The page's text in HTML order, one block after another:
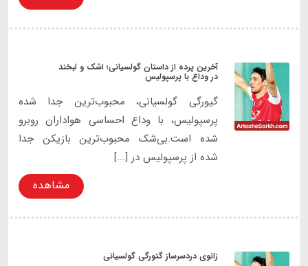
آخرین پرده از داستان گولسیانی؛ اشک و لبخند
در وداع با پرسپولیس
گیورگی گولسیانی، محبوب‌ترین جدا شده
پرسپولیس، با وداع احساسی هواداران روبرو
شده است.بی‌شک محبوب‌ترین بازیکن جدا
شده از پرسپولیس در [...]
مشاهده
زانوی دردسرساز گئورگی گولسیانی